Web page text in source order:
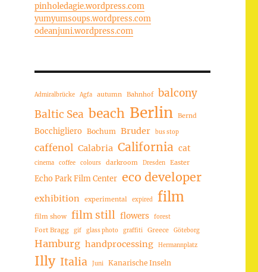
pinholedagie.wordpress.com
yumyumsoups.wordpress.com
odeanjuni.wordpress.com
Admiralbrücke Agfa autumn Bahnhof balcony
Baltic Sea beach Berlin Bernd
Bocchigliero Bochum Bruder bus stop
caffenol Calabria California cat
cinema coffee colours darkroom Dresden Easter
Echo Park Film Center eco developer
exhibition experimental expired film
film show film still flowers forest
Fort Bragg gif glass photo graffiti Greece Göteborg
Hamburg handprocessing Hermannplatz
Illy Italia Juni Kanarische Inseln